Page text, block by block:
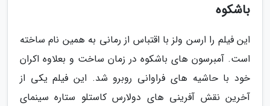
باشکوه
این فیلم را ارسن ولز با اقتباس از رمانی به همین نام ساخته
است. آمبرسون های باشکوه در زمان ساخت و بعلاوه اکران
خود با حاشیه های فراوانی روبرو شد. این فیلم یکی از
آخرین نقش آفرینی های دولارس کاستلو ستاره سینمای